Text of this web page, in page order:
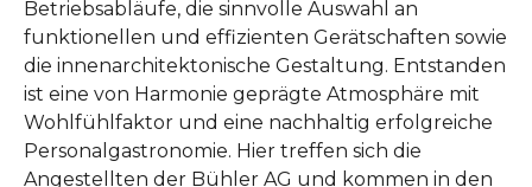
Betriebsabläufe, die sinnvolle Auswahl an
funktionellen und effizienten Gerätschaften sowie
die innenarchitektonische Gestaltung. Entstanden
ist eine von Harmonie geprägte Atmosphäre mit
Wohlfühlfaktor und eine nachhaltig erfolgreiche
Personalgastronomie. Hier treffen sich die
Angestellten der Bühler AG und kommen in den